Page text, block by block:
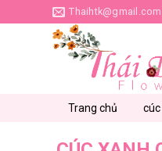
Thaihtk@gmail.com
Trang chủ